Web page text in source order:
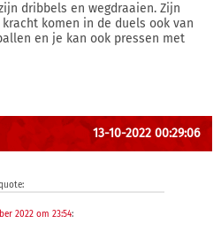
dribbels en wegdraaien. Zijn
komen in de duels ook van
en je kan ook pressen met
13-10-2022 00:29:06
2022 om 23:54: